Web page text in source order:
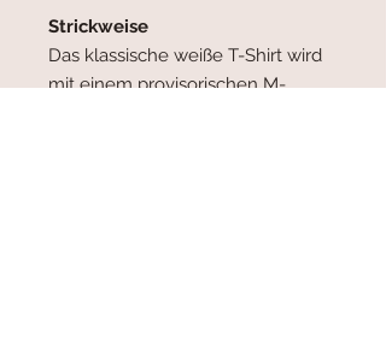
Strickweise
Das klassische weiße T-Shirt wird
mit einem provisorischen M-